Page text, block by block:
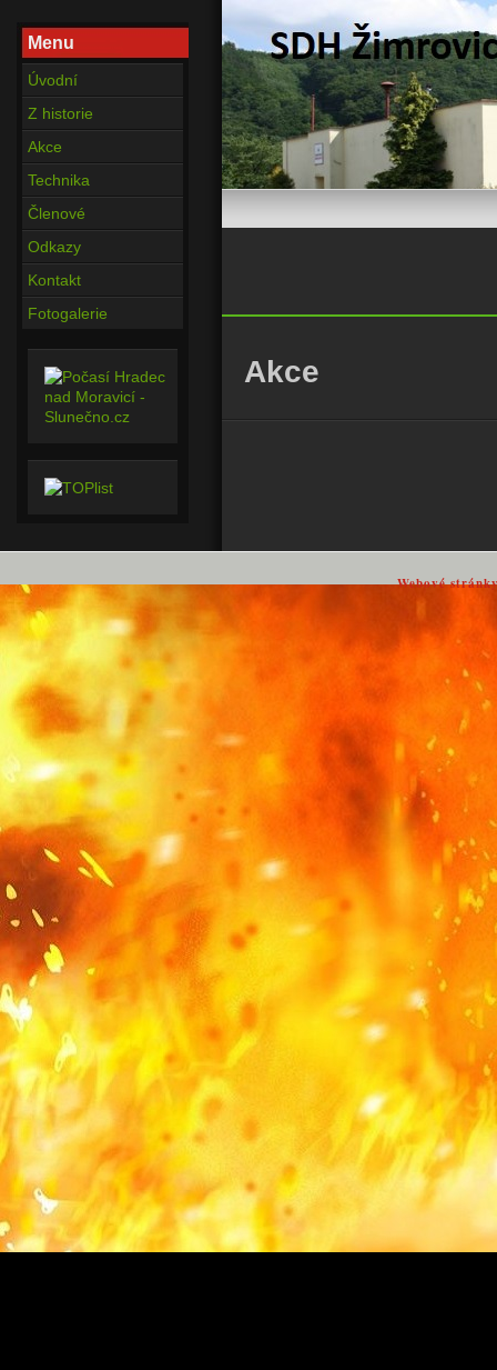
Menu
Úvodní
Z historie
Akce
Technika
Členové
Odkazy
Kontakt
Fotogalerie
Akce
Webové